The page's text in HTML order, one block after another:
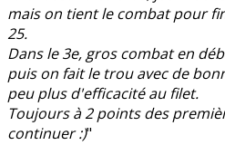
mais on tient le combat pour
25.
Dans le 3e, gros combat en
puis on fait le trou avec de
peu plus d'efficacité au filet.
Toujours à 2 points des
continuer :)"